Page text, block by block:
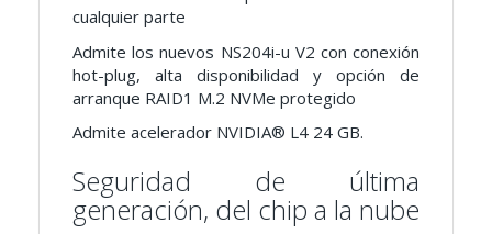
cualquier parte
Admite los nuevos NS204i-u V2 con conexión
hot-plug, alta disponibilidad y opción de
arranque RAID1 M.2 NVMe protegido
Admite acelerador NVIDIA® L4 24 GB.
Seguridad de última
generación, del chip a la nube